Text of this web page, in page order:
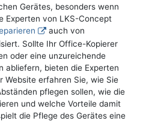
Gerätes, besonders wenn
Experten von LKS-Concept
auch von
Sollte Ihr Office-Kopierer
oder eine unzureichende
abliefern, bieten die Experten
Website erfahren Sie, wie Sie
pflegen sollen, wie die
und welche Vorteile damit
die Pflege des Gerätes eine